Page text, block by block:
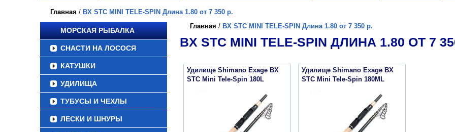
Главная / BX STC MINI TELE-SPIN Длина 1.80 от 7 350 р.
МОРСКАЯ РЫБАЛКА
СНАСТИ НА ЛОСОСЯ
КАТУШКИ
УДИЛИЩА
ТУБУСЫ И ЧЕХЛЫ
ЛЕСКИ И ШНУРЫ
Главная / BX STC MINI TELE-SPIN Длина 1.80 от 7 350 р.
BX STC MINI TELE-SPIN ДЛИНА 1.80 ОТ 7
Удилище Shimano Exage BX
STC Mini Tele-Spin 180L
Удилище Shimano Exage BX
STC Mini Tele-Spin 180ML